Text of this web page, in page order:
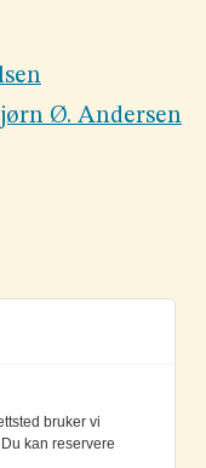
Ø. Andersen
bruker vi
kan reservere